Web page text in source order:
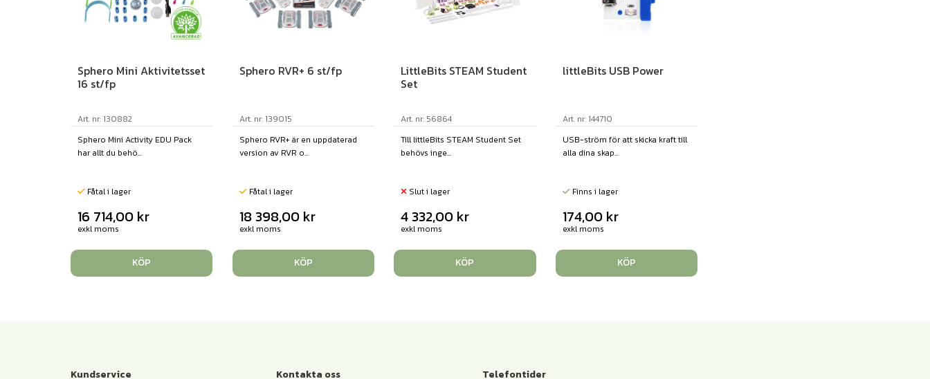
Sphero Mini Aktivitetsset
16 st/fp
Art. nr: 130882
Sphero Mini Activity EDU Pack
har allt du behö...
Fåtal i lager
16 714,00 kr
exkl moms
KÖP
Sphero RVR+ 6 st/fp
Art. nr: 139015
Sphero RVR+ är en uppdaterad
version av RVR o...
Fåtal i lager
18 398,00 kr
exkl moms
KÖP
LittleBits STEAM Student
Set
Art. nr: 56864
Till littleBits STEAM Student Set
behövs inge...
Slut i lager
4 332,00 kr
exkl moms
KÖP
littleBits USB Power
Art. nr: 144710
USB-ström för att skicka kraft till
alla dina skap...
Finns i lager
174,00 kr
exkl moms
KÖP
Kundservice Kontakta oss Telefontider